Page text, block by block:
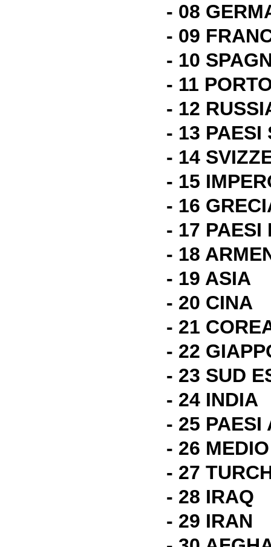
- 08
- 09
- 10
- 11
- 12
- 13 PAESI
- 14
- 15
- 16
- 17 PAESI
- 18
- 19 ASIA
- 20 CINA
- 21
- 22
- 23 SUD
- 24 INDIA
- 25 PAESI
- 26
- 27
- 28 IRAQ
- 29 IRAN